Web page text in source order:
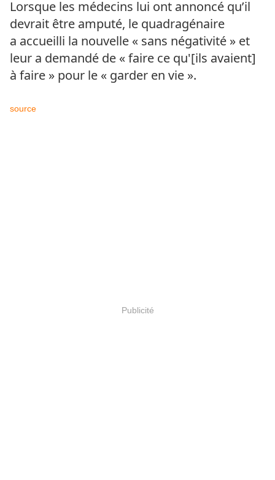
Lorsque les médecins lui ont annoncé qu’il
devrait être amputé, le quadragénaire
a accueilli la nouvelle « sans négativité » et
leur a demandé de « faire ce qu'[ils avaient]
à faire » pour le « garder en vie ».
source
Publicité